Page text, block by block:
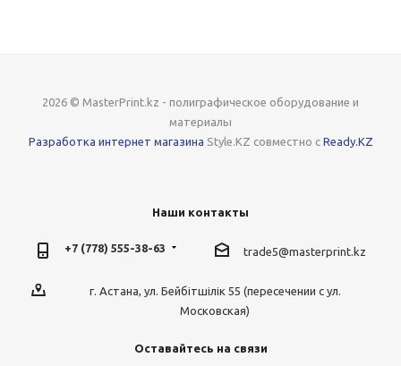
2026 © MasterPrint.kz - полиграфическое оборудование и
материалы
Разработка интернет магазина Style.KZ совместно с Ready.KZ
Наши контакты
+7 (778) 555-38-63 trade5@masterprint.kz
г. Астана, ул. Бейбітшілік 55 (пересечении с ул.
Московская)
Оставайтесь на связи